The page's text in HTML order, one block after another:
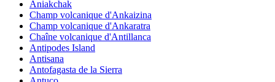
Aniakchak
Champ volcanique d'Ankaizina
Champ volcanique d'Ankaratra
Chaîne volcanique d'Antillanca
Antipodes Island
Antisana
Antofagasta de la Sierra